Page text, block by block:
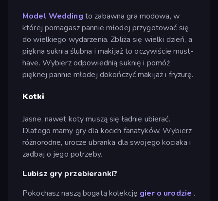
Model Wedding to zabawna gra modowa, w
której pomagasz pannie młodej przygotować się
do wielkiego wydarzenia. Zbliża się wielki dzień, a
piękna suknia ślubna i makijaż to oczywiście must-
have. Wybierz odpowiednią suknię i pomóż
pięknej pannie młodej dokończyć makijaż i fryzurę.
Kotki
Jasne, nawet koty muszą się ładnie ubierać.
Dlatego mamy gry dla kocich fanatyków. Wybierz
różnorodne, urocze ubranka dla swojego kociaka i
zadbaj o jego potrzeby.
Lubisz gry przebieranki?
Pokochasz naszą bogatą kolekcję gier o urodzie .